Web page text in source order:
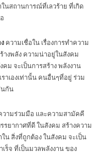
นสถานการณ์ที่เลวร้าย ที่เกิด
ความเชื่อใน เรื่องการทำความ
างพลัง ความน่าอยู่ในสังคม
ม จะเป็นการสร้าง พลังงาน
าเองเท่านั้น คนอื่นๆที่อยู่ ร่วม
นกัน
วามร่วมมือ และความสามัคคี
ยากาศที่ดี ในสังคม สร้างความ
น สิ่งที่ถูกต้อง ในสังคม จะเป็น
ร็จ ที่เป็นมวลพลังงาน ของ